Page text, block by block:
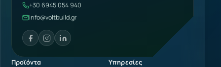
+30 6945 054 940
info@voltbuild.gr
Προϊόντα Υπηρεσίες